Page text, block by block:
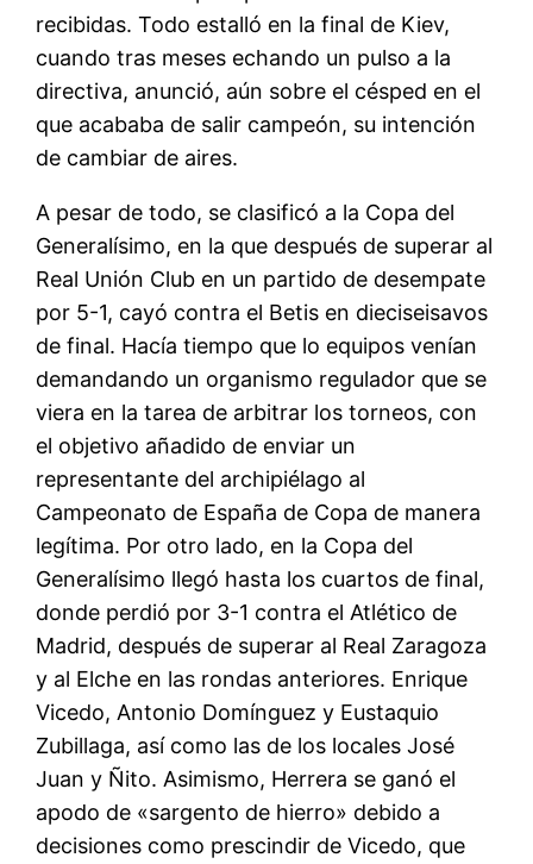
recibidas. Todo estalló en la final de Kiev,
cuando tras meses echando un pulso a la
directiva, anunció, aún sobre el césped en el
que acababa de salir campeón, su intención
de cambiar de aires.
A pesar de todo, se clasificó a la Copa del
Generalísimo, en la que después de superar al
Real Unión Club en un partido de desempate
por 5-1, cayó contra el Betis en dieciseisavos
de final. Hacía tiempo que lo equipos venían
demandando un organismo regulador que se
viera en la tarea de arbitrar los torneos, con
el objetivo añadido de enviar un
representante del archipiélago al
Campeonato de España de Copa de manera
legítima. Por otro lado, en la Copa del
Generalísimo llegó hasta los cuartos de final,
donde perdió por 3-1 contra el Atlético de
Madrid, después de superar al Real Zaragoza
y al Elche en las rondas anteriores. Enrique
Vicedo, Antonio Domínguez y Eustaquio
Zubillaga, así como las de los locales José
Juan y Ñito. Asimismo, Herrera se ganó el
apodo de «sargento de hierro» debido a
decisiones como prescindir de Vicedo, que